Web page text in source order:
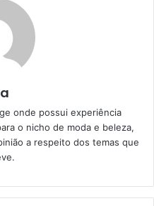
onde possui experiência
o nicho de moda e beleza,
a respeito dos temas que